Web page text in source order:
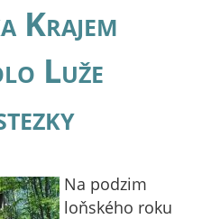
Krajem
Luže
Na podzim
loňského roku